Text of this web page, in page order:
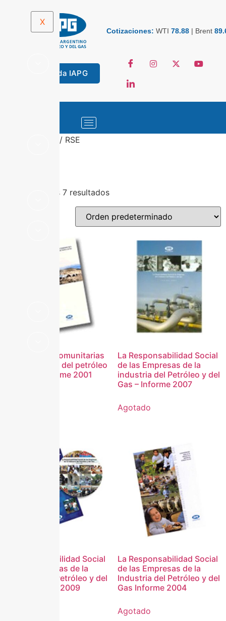
Cotizaciones: WTI 78.88 | Brent
Tienda IAPG
X
/ RSE
Mostrando los 7 resultados
Actividades Comunitarias
de la industria del petróleo
y del gas Informe 2001
La Responsabilidad Social
de las Empresas de la
industria del Petróleo y del
Gas – Informe 2007
Agotado
La Responsabilidad Social
de las Empresas de la
industria del Petróleo y del
Gas – Informe 2009
La Responsabilidad Social
de las Empresas de la
Industria del Petróleo y del
Gas Informe 2004
Agotado